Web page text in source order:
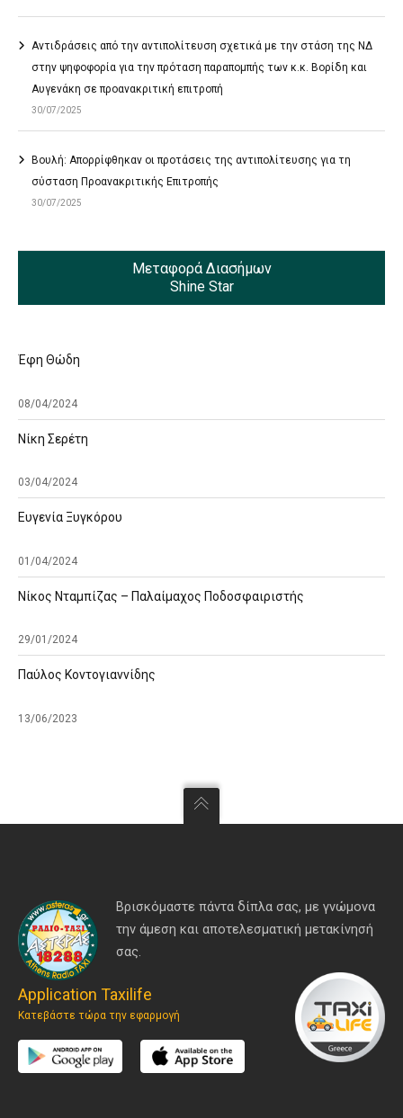
Αντιδράσεις από την αντιπολίτευση σχετικά με την στάση της ΝΔ
στην ψηφοφορία για την πρόταση παραπομπής των κ.κ. Βορίδη και
Αυγενάκη σε προανακριτική επιτροπή
30/07/2025
Βουλή: Απορρίφθηκαν οι προτάσεις της αντιπολίτευσης για τη
σύσταση Προανακριτικής Επιτροπής
30/07/2025
Μεταφορά Διασήμων
Shine Star
Έφη Θώδη
08/04/2024
Νίκη Σερέτη
03/04/2024
Ευγενία Ξυγκόρου
01/04/2024
Νίκος Νταμπίζας – Παλαίμαχος Ποδοσφαιριστής
29/01/2024
Παύλος Κοντογιαννίδης
13/06/2023
Βρισκόμαστε πάντα δίπλα σας, με γνώμονα
την άμεση και αποτελεσματική μετακίνησή
σας.
Application Taxilife
Κατεβάστε τώρα την εφαρμογή